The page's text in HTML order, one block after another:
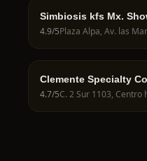
Simbiosis kfs Mx.
especialidad
4.9/5
Clemente Specialty
4.7/5